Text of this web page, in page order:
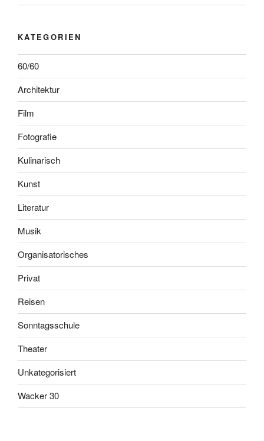
KATEGORIEN
60/60
Architektur
Film
Fotografie
Kulinarisch
Kunst
Literatur
Musik
Organisatorisches
Privat
Reisen
Sonntagsschule
Theater
Unkategorisiert
Wacker 30